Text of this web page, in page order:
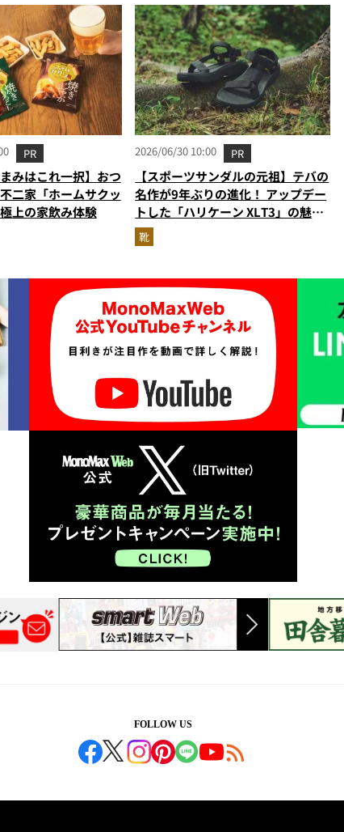
PR
みはこれ一択】おつ
二家「ホームサクッ
上の家飲み体験
2026/06/30 10:00 PR
【スポーツサンダルの元祖】テバの
名作が9年ぶりの進化！ アップデー
トした「ハリケーン XLT3」の魅力
を識者があらゆる角度から徹底解
説！
靴
FOLLOW US